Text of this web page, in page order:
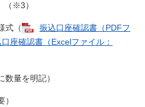
（※3）
式（
振込口座確認書​（PDFフ
座確認書（Excelファイル：
量を明記）